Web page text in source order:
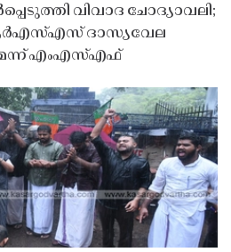
വിവാദ ചോദ്യാവലി;
ദാസ്യവേല
എംഎസ്എഫ്